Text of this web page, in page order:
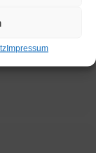
Impres­sum